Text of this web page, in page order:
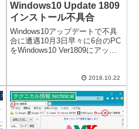
Windows10 Update 1809
インストール不具合
Windows10アップデートで不具
合に遭遇10月3日早々に6台のPC
をWindows10 Ver1809にアップ
ィックカードを使用していたの
が原因のようです。アップデー
ト後、...
2018.10.22
テクニカル情報 technical